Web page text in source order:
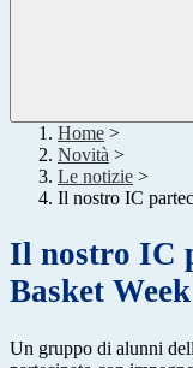
Home >
Novità >
Le notizie >
Il nostro IC
Il nostro IC
Basket Week
Un gruppo di alunni